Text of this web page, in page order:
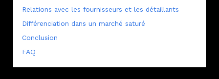
Relations avec les fournisseurs et les détaillants
Différenciation dans un marché saturé
Conclusion
FAQ